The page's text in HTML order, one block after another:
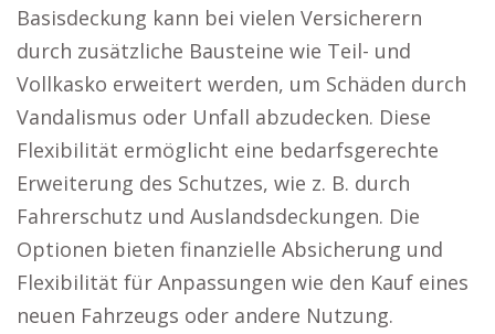
Basisdeckung kann bei vielen Versicherern
durch zusätzliche Bausteine wie Teil- und
Vollkasko erweitert werden, um Schäden durch
Vandalismus oder Unfall abzudecken. Diese
Flexibilität ermöglicht eine bedarfsgerechte
Erweiterung des Schutzes, wie z. B. durch
Fahrerschutz und Auslandsdeckungen. Die
Optionen bieten finanzielle Absicherung und
Flexibilität für Anpassungen wie den Kauf eines
neuen Fahrzeugs oder andere Nutzung.